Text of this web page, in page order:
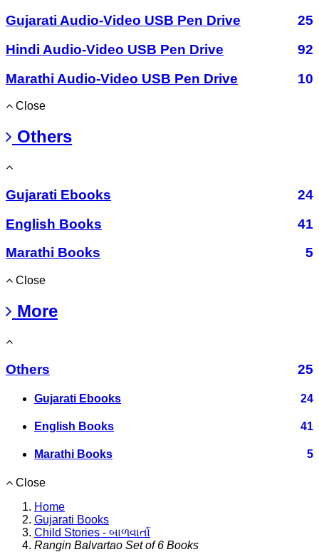
Gujarati Audio-Video USB Pen Drive
25
Hindi Audio-Video USB Pen Drive
92
Marathi Audio-Video USB Pen Drive
10
Close
Others
Gujarati Ebooks
24
English Books
41
Marathi Books
5
Close
More
Others 25
Gujarati Ebooks 24
English Books 41
Marathi Books 5
Close
Home
Gujarati Books
Child Stories - બાળવાર્તા
Rangin Balvartao Set of 6 Books